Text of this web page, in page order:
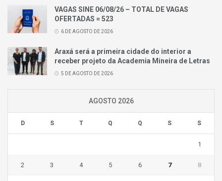
VAGAS SINE 06/08/26 – TOTAL DE VAGAS
OFERTADAS = 523
6 DE AGOSTO DE 2026
Araxá será a primeira cidade do interior a
receber projeto da Academia Mineira de Letras
5 DE AGOSTO DE 2026
AGOSTO 2026
D S T Q Q S S
1
2 3 4 5 6 7 8